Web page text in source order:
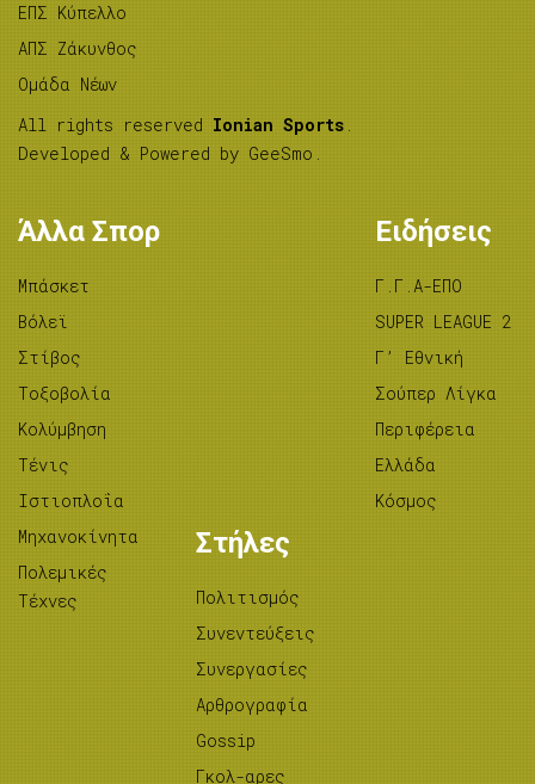
ΕΠΣ Κύπελλο
ΑΠΣ Ζάκυνθος
Ομάδα Νέων
All rights reserved Ionian Sports .
Developed & Powered by GeeSmo .
Άλλα Σπορ
Μπάσκετ
Βόλεϊ
Στίβος
Tοξοβολία
Κολύμβηση
Τένις
Ιστιοπλοΐα
Μηχανοκίνητα
Πολεμικές
Τέχνες
Ειδήσεις
Γ.Γ.Α-ΕΠΟ
SUPER LEAGUE 2
Γ’ Εθνική
Σούπερ Λίγκα
Περιφέρεια
Ελλάδα
Κόσμος
Στήλες
Πολιτισμός
Συνεντεύξεις
Συνεργασίες
Αρθρογραφία
Gossip
Γκολ-αρες